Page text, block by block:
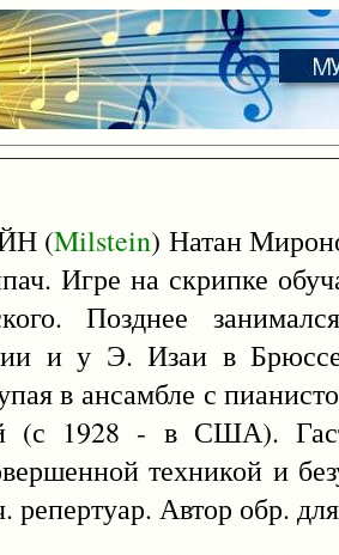
(Milstein) Натан
Игре на скрипке
Позднее
и у Э. Изаи в
в ансамбле с
(с 1928 - в США).
техникой и
репертуар. Автор обр.